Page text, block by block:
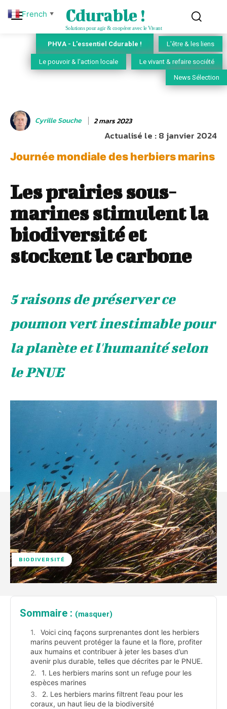
Cdurable !
Solutions pour agir & coopérer avec le Vivant
PHVA - L'essentiel Cdurable ! L'être & les liens
Le pouvoir & l'action locale Le vivant & refaire société
News Sélection
Cyrille Souche 2 mars 2023
Actualisé le :8 janvier 2024
Journée mondiale des herbiers marins
Les prairies sous-
marines stimulent la
biodiversité et
stockent le carbone
5 raisons de préserver ce
poumon vert inestimable pour
la planète et l'humanité selon
le PNUE
BIODIVERSITÉ
Sommaire : (masquer)
Voici cinq façons surprenantes dont les herbiers
marins peuvent protéger la faune et la flore, profiter
aux humains et contribuer à jeter les bases d’un
avenir plus durable, telles que décrites par le PNUE.
1. Les herbiers marins sont un refuge pour les
espèces marines
2. Les herbiers marins filtrent l’eau pour les
coraux, un haut lieu de la biodiversité
French ▼